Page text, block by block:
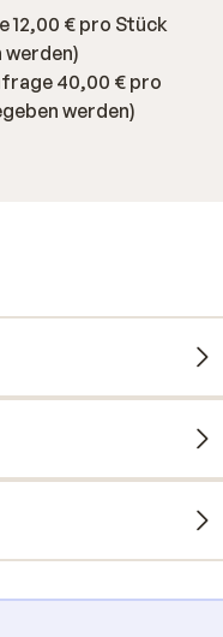
12,00 € pro Stück
werden)
40,00 € pro
werden)